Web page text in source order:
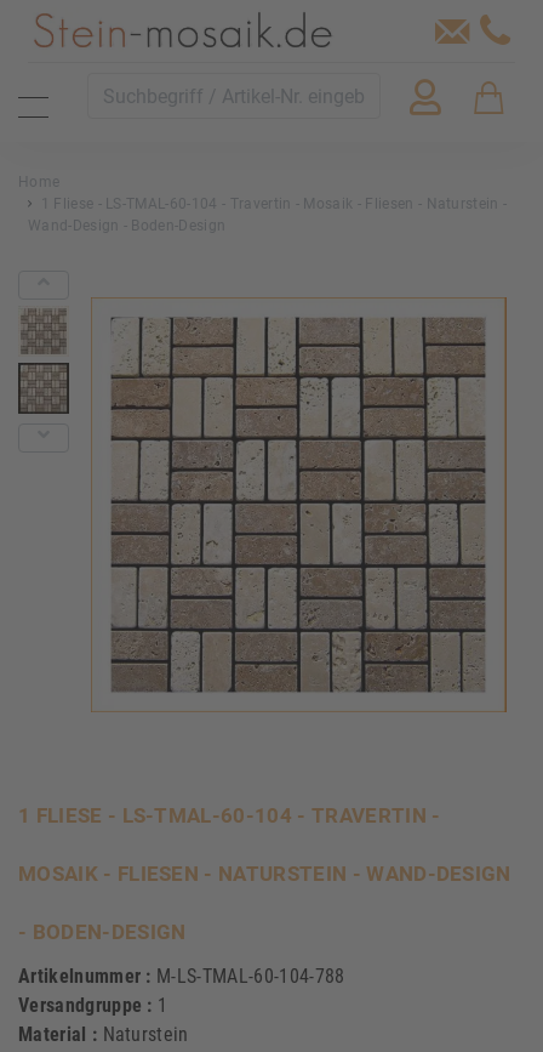
Home
1 Fliese - LS-TMAL-60-104 - Travertin - Mosaik - Fliesen - Naturstein -
Wand-Design - Boden-Design
1 FLIESE - LS-TMAL-60-104 - TRAVERTIN -
MOSAIK - FLIESEN - NATURSTEIN - WAND-DESIGN
- BODEN-DESIGN
Artikelnummer : M-LS-TMAL-60-104-788
Versandgruppe : 1
Material : Naturstein